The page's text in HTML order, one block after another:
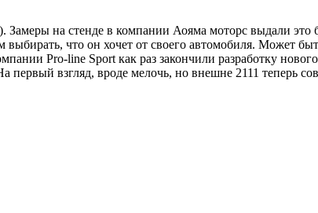
на стенде в компании Аояма моторс выдали
что он хочет от своего автомобиля. Может
Pro-line Sport как раз закончили разработку
взгляд, вроде мелочь, но внешне 2111 теперь